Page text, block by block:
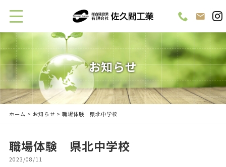
お知らせ
ホーム > お知らせ > 職場体験 県北中学校
職場体験 県北中学校
2023/08/11